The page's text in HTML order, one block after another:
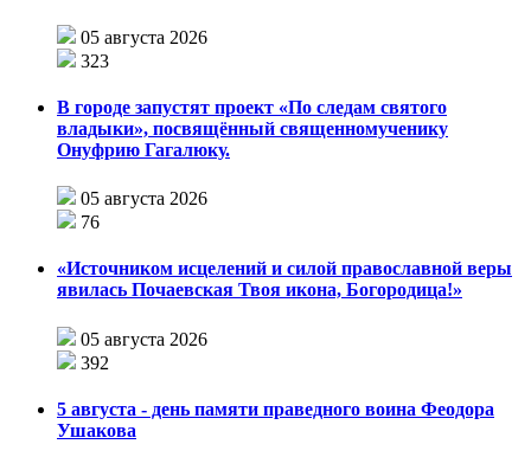
05 августа 2026
323
В городе запустят проект «По следам святого
владыки», посвящённый священномученику
Онуфрию Гагалюку.
05 августа 2026
76
«Источником исцелений и силой православной веры
явилась Почаевская Твоя икона, Богородица!»
05 августа 2026
392
5 августа - день памяти праведного воина Феодора
Ушакова